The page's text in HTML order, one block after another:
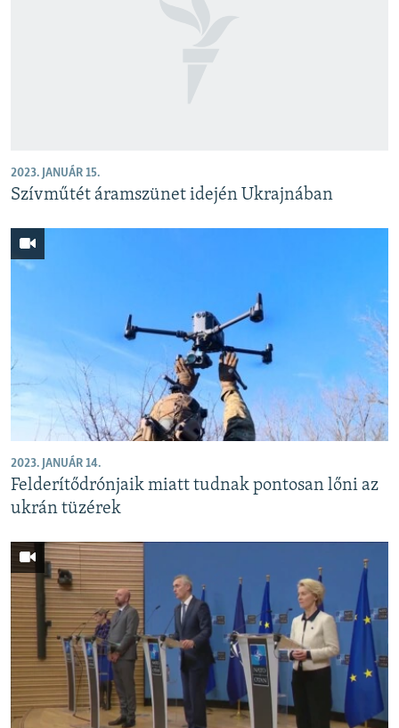
2023. JANUÁR 15.
Szívműtét áramszünet idején Ukrajnában
2023. JANUÁR 14.
Felderítődrónjaik miatt tudnak pontosan lőni az
ukrán tüzérek